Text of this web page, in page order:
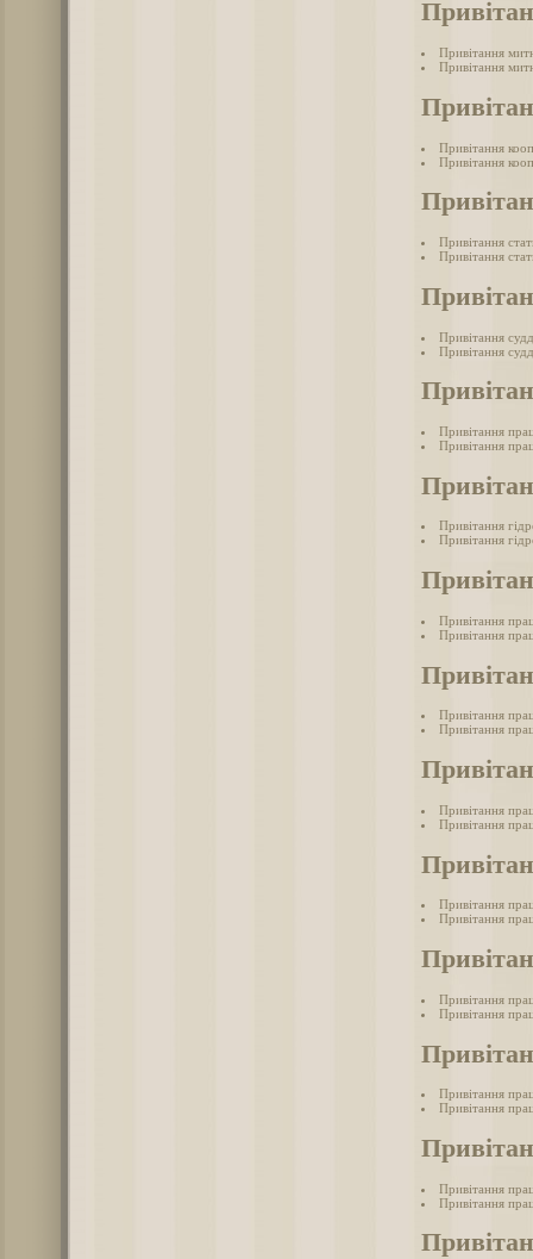
Привітання
Привітання
Привітання
Привітання
Привітання
Привітання
Привітання
Привітання
Привітання
Привітання
Привітання
Привітання
Привітання
Привітання
Привітання
Привітання
Привітання
Привітання
Привітання
Привітання
Привітання
Привітання
Привітання
Привітання
Привітання
Привітання